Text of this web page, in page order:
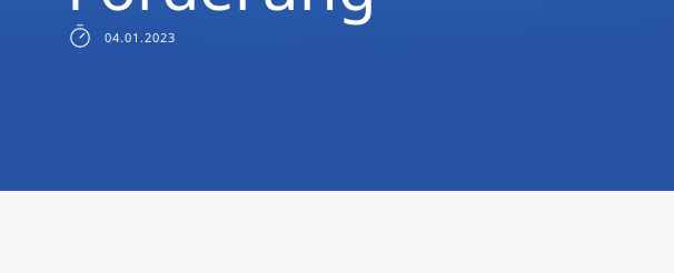
04.01.2023